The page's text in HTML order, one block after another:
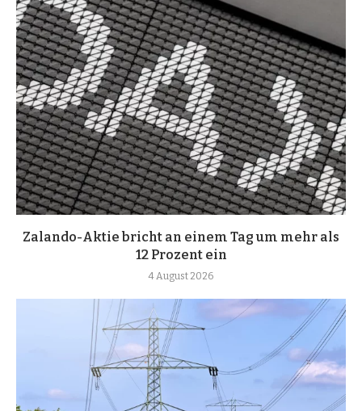
Zalando-Aktie bricht an einem Tag um mehr als
12 Prozent ein
4 August 2026